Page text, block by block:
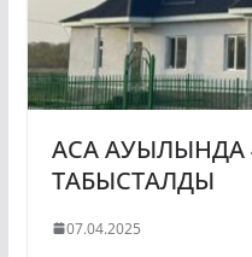
АСА АУЫЛЫНДА
ТАБЫСТАЛДЫ
07.04.2025